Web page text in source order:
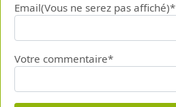
Email(Vous ne serez pas affiché)*
Votre commentaire*